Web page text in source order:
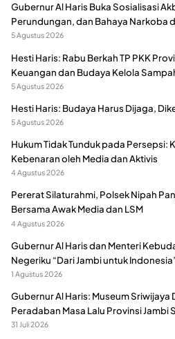
Gubernur Al Haris Buka Sosialisasi
Perundungan, dan Bahaya Narkoba
5 Agustus 2026
Hesti Haris: Rabu Berkah TP PKK
Keuangan dan Budaya Kelola
5 Agustus 2026
Hesti Haris: Budaya Harus Dijaga,
5 Agustus 2026
Hukum Tidak Tunduk pada
Kebenaran oleh Media dan Aktivis
4 Agustus 2026
Pererat Silaturahmi, Polsek Nipah
Bersama Awak Media dan LSM
4 Agustus 2026
Gubernur Al Haris dan Menteri
Negeriku “Dari Jambi untuk
1 Agustus 2026
Gubernur Al Haris: Museum Sriwijaya
Peradaban Masa Lalu Provinsi Jambi
31 Juli 2026